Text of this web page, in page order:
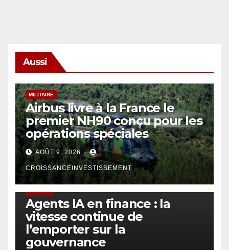
Aussi
MILITAIRE
Airbus livre à la France le
premier NH90 conçu pour les
opérations spéciales
AOÛT 9, 2026
CROISSANCEINVESTISSEMENT
Agents IA en finance : la
vitesse continue de
l’emporter sur la
gouvernance